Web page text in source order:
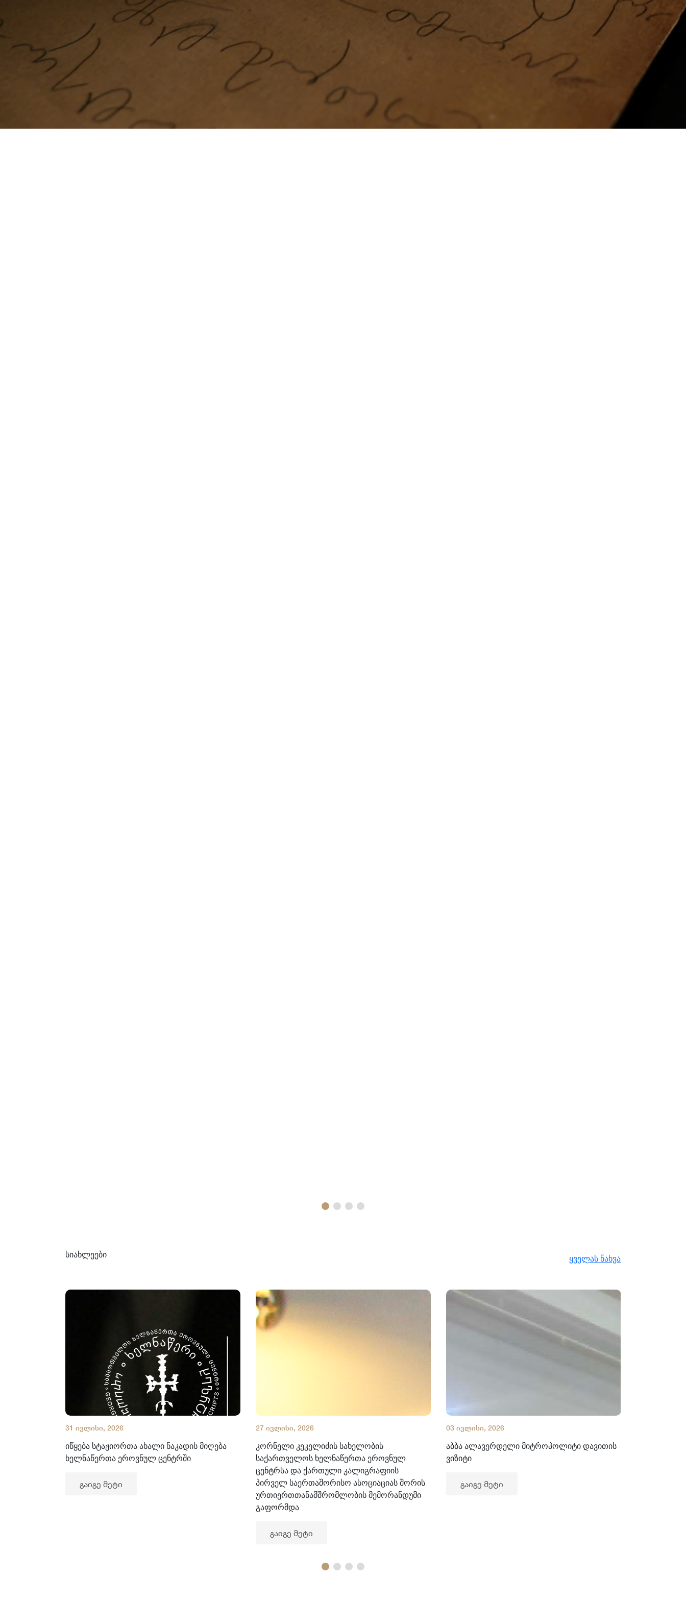
სიახლეები ყველას ნახვა
31 ივლისი, 2026
იწყება სტაჟიორთა ახალი ნაკადის მიღება
ხელნაწერთა ეროვნულ ცენტრში
გაიგე მეტი
27 ივლისი, 2026
კორნელი კეკელიძის სახელობის
საქართველოს ხელნაწერთა ეროვნულ
ცენტრსა და ქართული კალიგრაფიის
პირველ საერთაშორისო ასოციაციას შორის
ურთიერთთანამშრომლობის მემორანდუმი
გაფორმდა
გაიგე მეტი
03 ივლისი, 2026
აბბა ალავერდელი მიტროპოლიტი დავითის
ვიზიტი
გაიგე მეტი